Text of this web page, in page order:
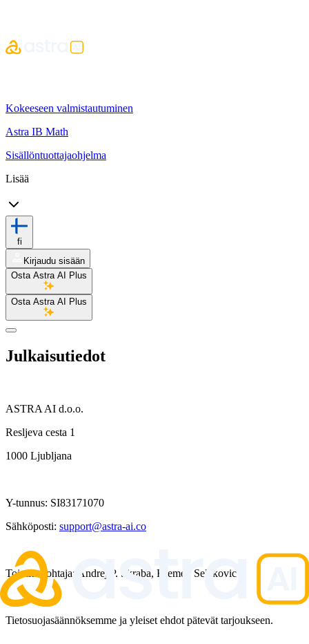
Kokeeseen valmistautuminen
Astra IB Math
Sisällöntuottajaohjelma
Lisää
fi
Kirjaudu sisään
Osta Astra AI Plus
Osta Astra AI Plus
Julkaisutiedot
ASTRA AI d.o.o.
Resljeva cesta 1
1000 Ljubljana
Y-tunnus: SI83171070
Sähköposti: support@astra-ai.co
Toimitusjohtaja: Andrej P. Skraba, Klemen Selakovic
Tietosuojasäännöksemme ja yleiset ehdot pätevät tarjoukseen.